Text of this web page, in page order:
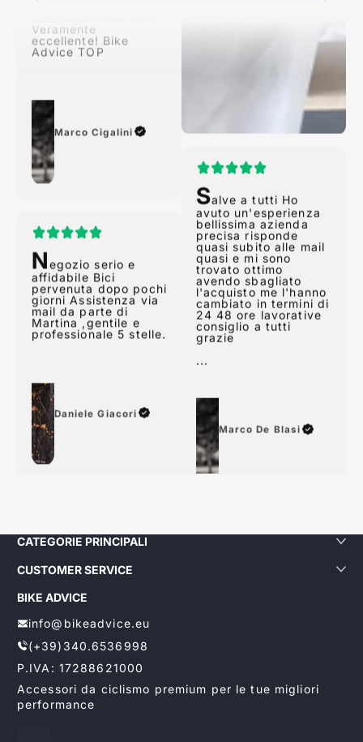
Advice TOP
Marco Cigalini
N
affidabile Bici
pervenuta dopo pochi
giorni Assistenza via
mail da parte di
Martina ,gentile e
professionale 5 stelle.
Daniele Giacori
Salve a tutti Ho
avuto un'esperienza
bellissima azienda
precisa risponde
quasi subito alle mail
quasi e mi sono
trovato ottimo
avendo sbagliato
l'acquisto me l'hanno
cambiato in termini di
24 48 ore lavorative
consiglio a tutti
Marco De Blasi
CATEGORIE PRINCIPALI
CUSTOMER SERVICE
BIKE ADVICE
info@bikeadvice.eu
(+39)340.6536998
P.IVA: 17288621000
Accessori da ciclismo premium per le tue migliori
performance